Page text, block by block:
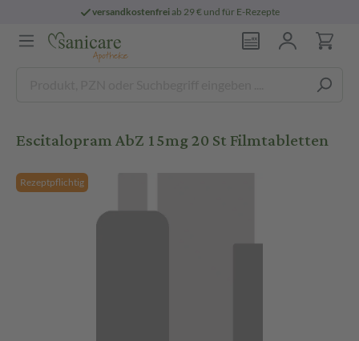
versandkostenfreiab 29 € und für E-Rezepte
Escitalopram AbZ 15mg 20 St Filmtabletten
Rezeptpflichtig